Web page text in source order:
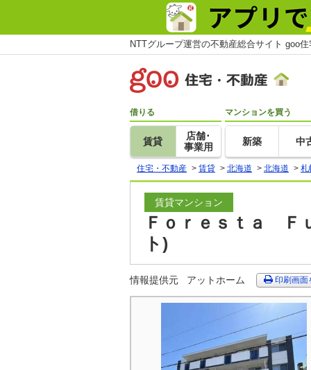
NTTグループ運営の不動産総合サイト goo
借りる
賃貸
店舗･
事業用
マンションを買う
新築 中
住宅・不動産 > 賃貸 > 北海道 > 北海道 > 札
賃貸マンション
Ｆｏｒｅｓｔａ Ｆ
ト)
情報提供元 アットホーム 印刷画面